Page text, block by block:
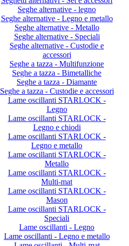
Seghe alternative - legno
Seghe alternative - Legno e metallo
Seghe alternative - Metallo
Seghe alternative - Speciali
Seghe alternative - Custodie e
accessori
Seghe a tazza - Multifunzione
Seghe a tazza - Bimetalliche
Seghe a tazza - Diamante
Seghe a tazza - Custodie e accessori
Lame oscillanti STARLOCK -
Legno
Lame oscillanti STARLOCK -
Legno e chiodi
Lame oscillanti STARLOCK -
Legno e metallo
Lame oscillanti STARLOCK -
Metallo
Lame oscillanti STARLOCK -
Multi-mat
Lame oscillanti STARLOCK -
Mason
Lame oscillanti STARLOCK -
Speciali
Lame oscillanti - Legno
Lame oscillanti - Legno e metallo